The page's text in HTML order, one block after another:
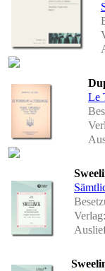
Le
Verlag: